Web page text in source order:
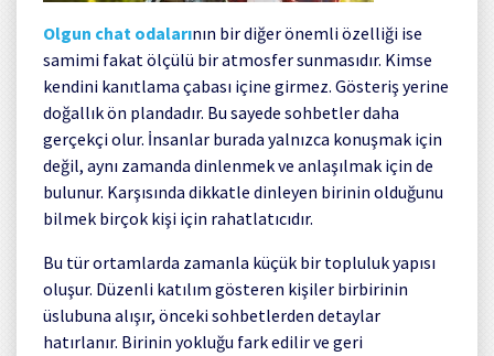
Olgun chat odalarının bir diğer önemli özelliği ise
samimi fakat ölçülü bir atmosfer sunmasıdır. Kimse
kendini kanıtlama çabası içine girmez. Gösteriş yerine
doğallık ön plandadır. Bu sayede sohbetler daha
gerçekçi olur. İnsanlar burada yalnızca konuşmak için
değil, aynı zamanda dinlenmek ve anlaşılmak için de
bulunur. Karşısında dikkatle dinleyen birinin olduğunu
bilmek birçok kişi için rahatlatıcıdır.
Bu tür ortamlarda zamanla küçük bir topluluk yapısı
oluşur. Düzenli katılım gösteren kişiler birbirinin
üslubuna alışır, önceki sohbetlerden detaylar
hatırlanır. Birinin yokluğu fark edilir ve geri